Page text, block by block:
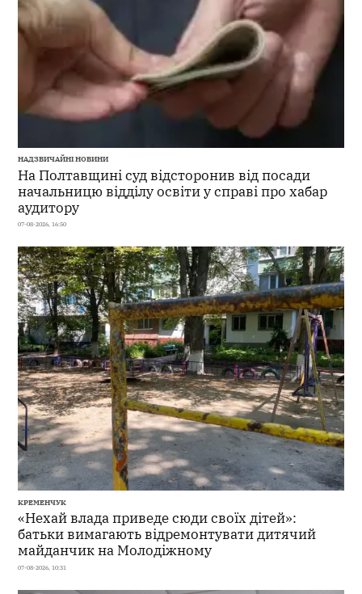
НАДЗВИЧАЙНІ НОВИНИ
На Полтавщині суд відсторонив від посади
начальницю відділу освіти у справі про хабар
аудитору
07-08-2026, 16:50
КРЕМЕНЧУК
«Нехай влада приведе сюди своїх дітей»:
батьки вимагають відремонтувати дитячий
майданчик на Молодіжному
07-08-2026, 10:31